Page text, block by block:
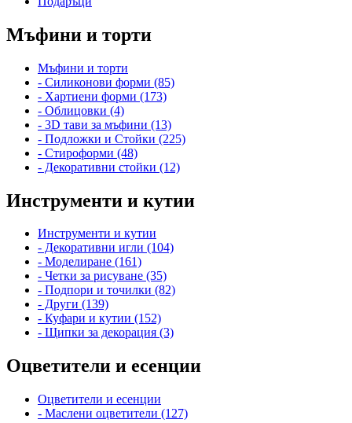
Мъфини и торти
Мъфини и торти
- Силиконови форми (85)
- Хартиени форми (173)
- Облицовки (4)
- 3D тави за мъфини (13)
- Подложки и Стойки (225)
- Стироформи (48)
- Декоративни стойки (12)
Инструменти и кутии
Инструменти и кутии
- Декоративни игли (104)
- Моделиране (161)
- Четки за рисуване (35)
- Подпори и точилки (82)
- Други (139)
- Куфари и кутии (152)
- Щипки за декорация (3)
Оцветители и есенции
Оцветители и есенции
- Маслени оцветители (127)